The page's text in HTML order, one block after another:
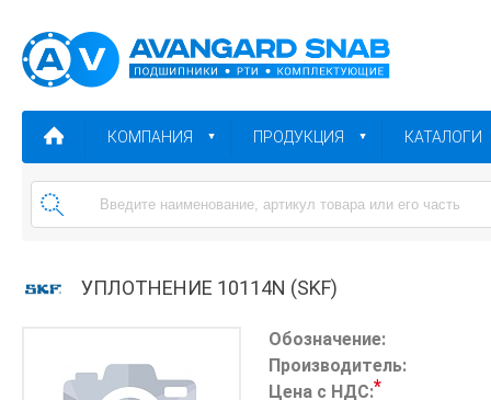
КОМПАНИЯ ПРОДУКЦИЯ КАТАЛОГИ
УПЛОТНЕНИЕ 10114N (SKF)
Обозначение:
Производитель:
Цена с НДС:*